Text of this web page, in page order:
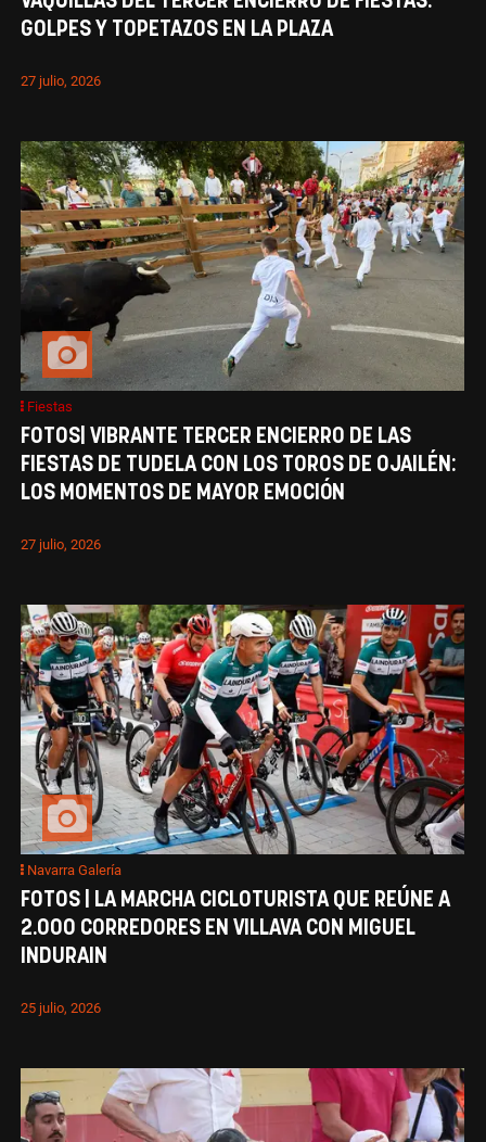
GOLPES Y TOPETAZOS EN LA PLAZA
27 julio, 2026
Fiestas
FOTOS| VIBRANTE TERCER ENCIERRO DE LAS
FIESTAS DE TUDELA CON LOS TOROS DE OJAILÉN:
LOS MOMENTOS DE MAYOR EMOCIÓN
27 julio, 2026
Navarra Galería
FOTOS | LA MARCHA CICLOTURISTA QUE REÚNE A
2.000 CORREDORES EN VILLAVA CON MIGUEL
INDURAIN
25 julio, 2026